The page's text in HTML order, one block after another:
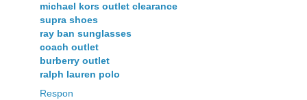
michael kors outlet clearance
supra shoes
ray ban sunglasses
coach outlet
burberry outlet
ralph lauren polo
Respon